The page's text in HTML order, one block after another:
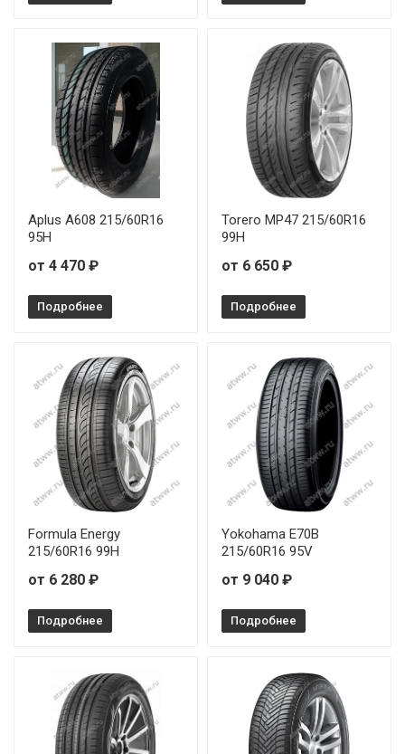
Aplus A608 215/60R16
95H
от 4 470 ₽
Подробнее
Torero MP47 215/60R16
99H
от 6 650 ₽
Подробнее
Formula Energy
215/60R16 99H
от 6 280 ₽
Подробнее
Yokohama E70B
215/60R16 95V
от 9 040 ₽
Подробнее